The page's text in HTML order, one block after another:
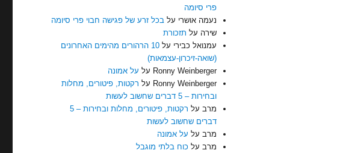
פרי סיומה
נעמה אושרי עלבכל זרע של פגישה חבוי פרי סיומה
שירה על תזכורת
עמנואל כבירי על
10 הרהורים מהימים האחרונים
(שואה-זיכרון-עצמאות)
Ronny Weinberger על על אמונה
Ronny Weinberger על רקטות, פיטורים, מחלות
ובחירות – 5 דברים שחשוב לעשות
מרב על
רקטות, פיטורים, מחלות ובחירות – 5
דברים שחשוב לעשות
מרב על על אמונה
מרב על כוח בלתי מוגבל